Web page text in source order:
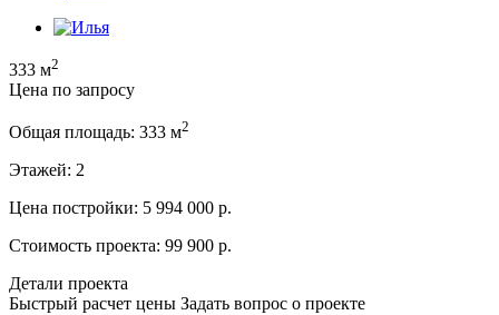
333 м2
Цена по запросу
Общая площадь: 333 м2
Этажей: 2
Цена постройки: 5 994 000 р.
Стоимость проекта: 99 900 р.
Детали проекта
Быстрый расчет цены Задать вопрос о проекте